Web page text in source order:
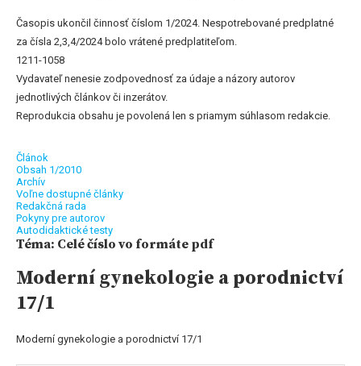
Časopis ukončil činnosť číslom 1/2024. Nespotrebované predplatné
za čísla 2,3,4/2024 bolo vrátené predplatiteľom.
1211-1058
Vydavateľ nenesie zodpovednosť za údaje a názory autorov
jednotlivých článkov či inzerátov.
Reprodukcia obsahu je povolená len s priamym súhlasom redakcie.
Článok
Obsah 1/2010
Archív
Voľne dostupné články
Redakčná rada
Pokyny pre autorov
Autodidaktické testy
Téma: Celé číslo vo formáte pdf
Moderní gynekologie a porodnictví
17/1
Moderní gynekologie a porodnictví 17/1